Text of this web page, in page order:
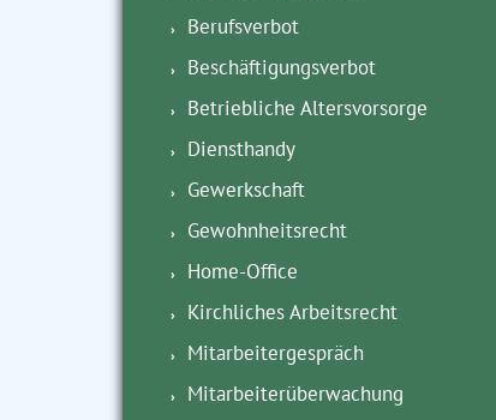
Berufsverbot
Beschäftigungsverbot
Betriebliche Altersvorsorge
Diensthandy
Gewerkschaft
Gewohnheitsrecht
Home-Office
Kirchliches Arbeitsrecht
Mitarbeitergespräch
Mitarbeiterüberwachung